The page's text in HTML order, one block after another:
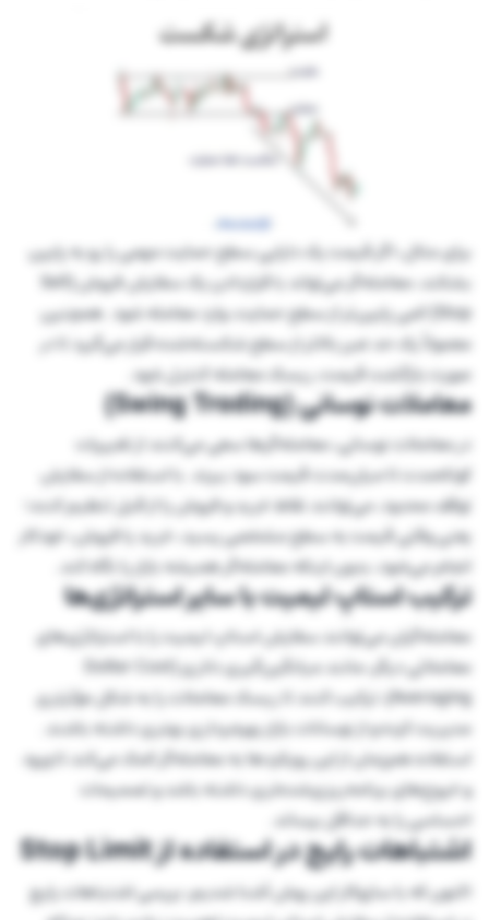
برای مثال، اگر قیمت یک دارایی سطح حمایت مهمی را رو به پایین
بشکند، معامله‌گر می‌تواند با قراردادن یک سفارش فروش (Sell
Stop) کمی پایین‌تر از سطح حمایت، وارد معامله شود. همچنین
معمولاً یک حد ضرر بالاتر از سطح شکسته‌شده قرار می‌گیرد تا در
صورت بازگشت قیمت، ریسک معامله کنترل شود.
معاملات نوسانی (Swing Trading)
در معاملات نوسانی، معامله‌گرها سعی می‌کنند از تغییرات
کوتاه‌مدت تا میان‌مدت قیمت سود ببرند. با استفاده از سفارش
توقف محدود، می‌توانند نقاط خرید و فروش را از قبل تنظیم کنند؛
یعنی وقتی قیمت به سطح مشخصی رسید، خرید یا فروش، خودکار
انجام می‌شود، بدون اینکه معامله‌گر همیشه بازار را نگاه کند.
ترکیب استاپ لیمیت با سایر استراتژی‌ها
معامله‌گران می‌توانند سفارش استاپ لیمیت را با استراتژی‌های
معاملاتی دیگر، مانند میانگین‌گیری دلاری (Dollar Cost
Averaging)، ترکیب کنند تا ریسک معاملات را به شکل مؤثرتری
مدیریت کرده و از نوسانات بازار بهره‌برداری بهتری داشته باشند.
استفاده هم‌زمان از این رویکردها به معامله‌گر کمک می‌کند تا ورود
و خروج‌های برنامه‌ریزی‌شده‌تری داشته باشد و تصمیمات
احساسی را به حداقل برساند.
اشتباهات رایج در استفاده از Stop Limit
اکنون که با سازوکار این روش آشنا شدیم، بررسی اشتباهات رایج